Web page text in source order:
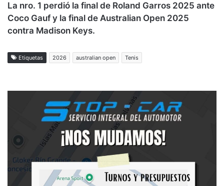
La nro. 1 perdió la final de Roland Garros 2025 ante
Coco Gauf y la final de Australian Open 2025
contra Madison Keys.
Etiquetas 2026 australian open Tenis